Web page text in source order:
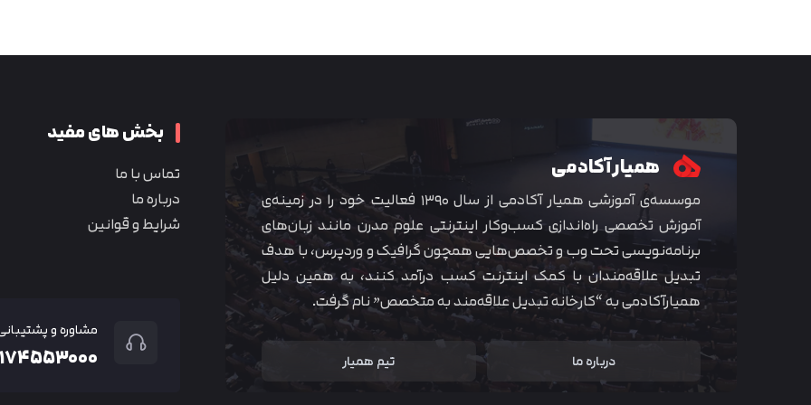
همیار آکادمی
موسسه‌ی آموزشی همیار آکادمی از سال ۱۳۹۰ فعالیت خود را در زمینه‌ی
آموزش تخصصی راه‌اندازی کسب‌و‌کار اینترنتی علوم مدرن مانند زبان‌های
برنامه‌نویسی تحت وب و تخصص‌هایی همچون گرافیک و وردپرس، با هدف
تبدیل علاقه‌مندان با کمک اینترنت کسب درآمد کنند، به همین دلیل
همیارآکادمی به “کارخانه تبدیل علاقه‌مند به متخصص” نام گرفت.
درباره ما تیم همیار
بخش های مفید
تماس با ما
درباره ما
شرایط و قوانین
مشاوره و
متوجه شدم